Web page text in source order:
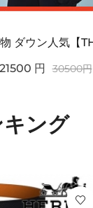
21500 円 30500円
ング